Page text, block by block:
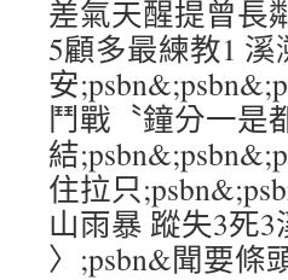
差氣天醒提曾長
5顧多最練教1 溪
安
鬥戰〝鐘分一是
結
住拉只
山雨暴 蹤失3死3
〉;psbn&聞要條